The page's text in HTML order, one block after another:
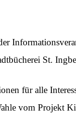
St.
für alle
vom Projekt